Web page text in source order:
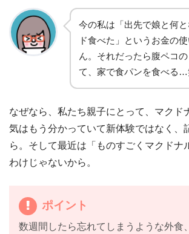
今の私は「出先で娘と何
ド食べた」というお金の
ん。それだったら腹ペコ
て、家で食パンを食べる
なぜなら、私たち親子にとって、マクド
気はもう分かっていて新体験ではなく、
ら。そして最近は「ものすごくマクドナ
わけじゃないから。
ポイント
数週間したら忘れてしまうような外食